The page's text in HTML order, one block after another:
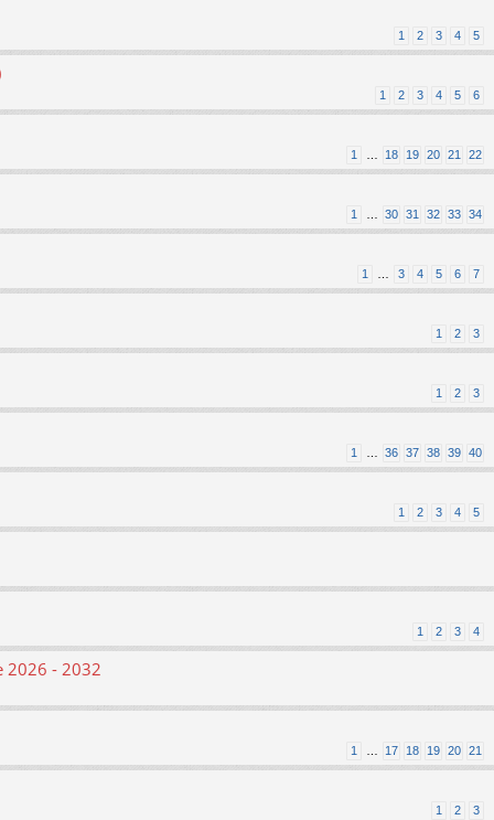
1 2 3 4 5
1 2 3 4 5 6
1 18 19 20 21 22
1 30 31 32 33 34
1 3 4 5 6 7
1 2 3
1 2 3
1 36 37 38 39 40
1 2 3 4 5
1 2 3 4
2026 - 2032
1 17 18 19 20 21
1 2 3